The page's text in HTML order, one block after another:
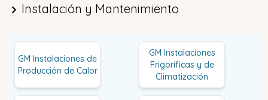
Instalación y Mantenimiento
GM Instalaciones de
Producción de Calor
GM Instalaciones
Frigoríficas y de
Climatización